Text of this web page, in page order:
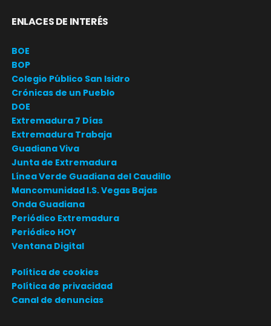
ENLACES DE INTERÉS
BOE
BOP
Colegio Público San Isidro
Crónicas de un Pueblo
DOE
Extremadura 7 Días
Extremadura Trabaja
Guadiana Viva
Junta de Extremadura
Línea Verde Guadiana del Caudillo
Mancomunidad I.S. Vegas Bajas
Onda Guadiana
Periódico Extremadura
Periódico HOY
Ventana Digital
Política de cookies
Política de privacidad
Canal de denuncias